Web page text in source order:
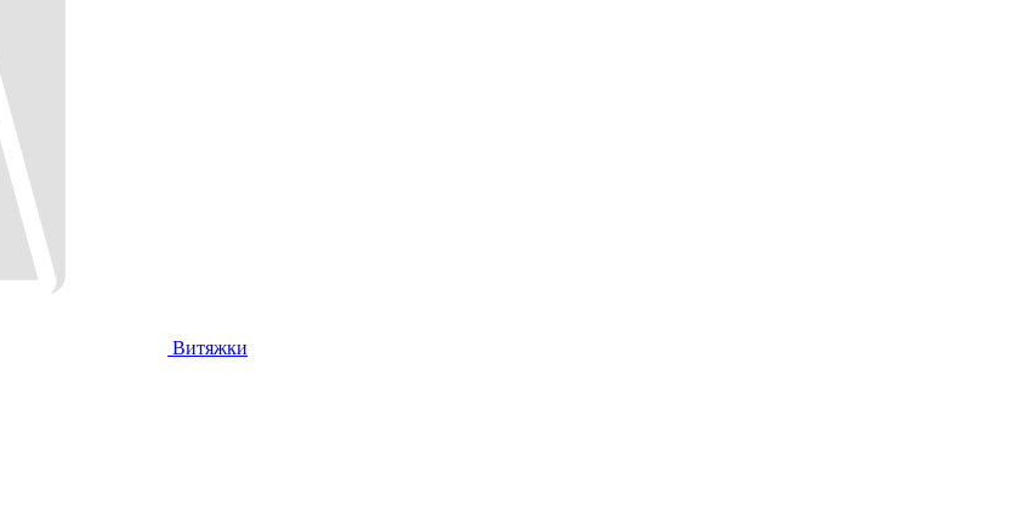
Витяжки